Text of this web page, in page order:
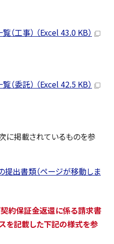
工事） （Excel 43.0 KB）
委託） （Excel 42.5 KB）
に掲載されているものを参
出書類（ページが移動しま
契約保証金返還に係る請求書
を記載した下記の様式を参